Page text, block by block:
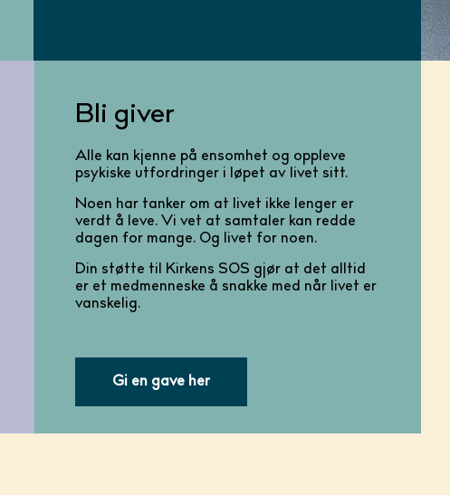
Bli giver
Alle kan kjenne på ensomhet og oppleve
psykiske utfordringer i løpet av livet sitt.
Noen har tanker om at livet ikke lenger er
verdt å leve. Vi vet at samtaler kan redde
dagen for mange. Og livet for noen.
Din støtte til Kirkens SOS gjør at det alltid
er et medmenneske å snakke med når livet er
vanskelig.
Gi en gave her